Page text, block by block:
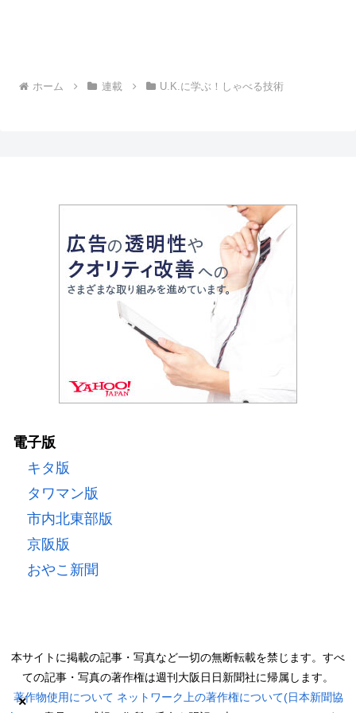
ホーム 連載 U.K.に学ぶ！しゃべる技術
×
電子版
キタ版
タワマン版
市内北東部版
京阪版
おやこ新聞
本サイトに掲載の記事・写真など一切の無断転載を禁じます。すべ
ての記事・写真の著作権は週刊大阪日日新聞社に帰属します。
著作物使用について ネットワーク上の著作権について(日本新聞協